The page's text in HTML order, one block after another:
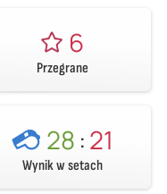
6
Przegrane
28 :21
Wynik w setach